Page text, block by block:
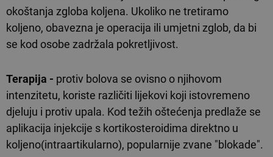
okoštanja zgloba koljena. Ukoliko ne tretiramo
koljeno, obavezna je operacija ili umjetni zglob, da bi
se kod osobe zadržala pokretljivost.
Terapija - protiv bolova se ovisno o njihovom
intenzitetu, koriste različiti lijekovi koji istovremeno
djeluju i protiv upala. Kod težih oštećenja predlaže se
aplikacija injekcije s kortikosteroidima direktno u
koljeno(intraartikularno), popularnije zvane "blokade".